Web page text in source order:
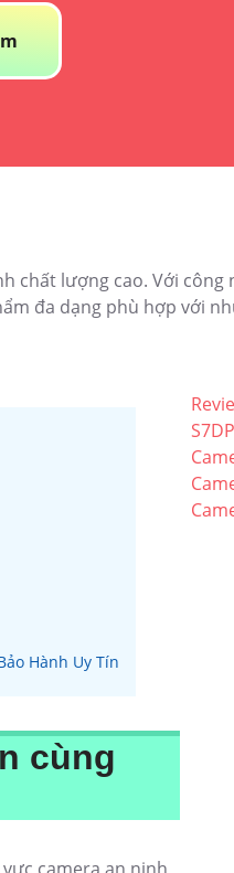
chất lượng cao. Với
đa dạng phù hợp với
Hành Uy Tín
cùng